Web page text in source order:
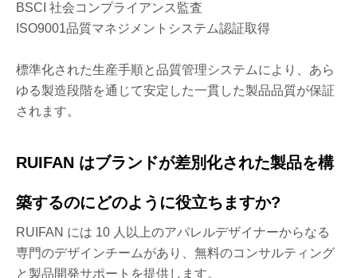
BSCI 社会コンプライアンス監査
ISO9001品質マネジメントシステム認証取得
標準化された生産手順と品質管理システムにより、あら
ゆる製造段階を通じて安定した一貫した製品品質が保証
されます。
RUIFAN はブランドが差別化された製品を構
築するのにどのように役立ちますか?
RUIFAN には 10 人以上のアパレルデザイナーからなる
専門のデザインチームがあり、無料のコンサルティング
と製品開発サポートを提供します。